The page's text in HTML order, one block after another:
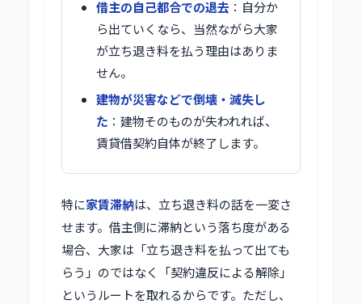
借主の自己都合での退去 ：自分か
ら出ていくなら、当然ながら大家
が立ち退き料を払う理由はありま
せん。
建物が災害などで倒壊・滅失し
た ：建物そのものが失われれば、
賃貸借契約自体が終了します。
特に家賃滞納は、立ち退き料の話を一変さ
せます。借主側に滞納という落ち度がある
場合、大家は「立ち退き料を払って出ても
らう」のではなく「契約違反による解除」
というルートを取れるからです。ただし、